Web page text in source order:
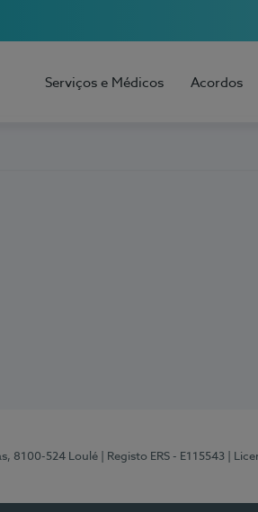
Serviços e Médicos Acordos
8100-524 Loulé | Registo ERS - E115543 |